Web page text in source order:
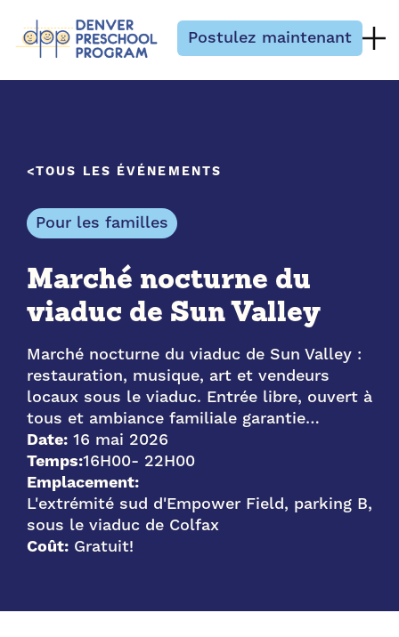
Postulez maintenant
TOUS LES ÉVÉNEMENTS
Pour les familles
Marché nocturne du
viaduc de Sun Valley
Marché nocturne du viaduc de Sun Valley :
restauration, musique, art et vendeurs
locaux sous le viaduc. Entrée libre, ouvert à
tous et ambiance familiale garantie…
Date: 16 mai 2026
Temps:16H00- 22H00
Emplacement:
L'extrémité sud d'Empower Field, parking B,
sous le viaduc de Colfax
Coût: Gratuit!